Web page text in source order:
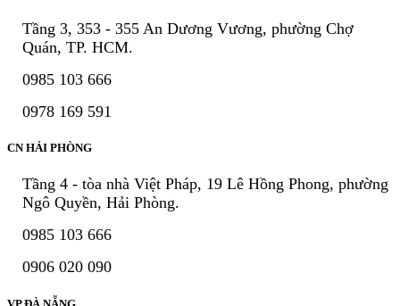
Tầng 3, 353 - 355 An Dương Vương, phường Chợ
Quán, TP. HCM.
0985 103 666
0978 169 591
CN HẢI PHÒNG
Tầng 4 - tòa nhà Việt Pháp, 19 Lê Hồng Phong, phường
Ngô Quyền, Hải Phòng.
0985 103 666
0906 020 090